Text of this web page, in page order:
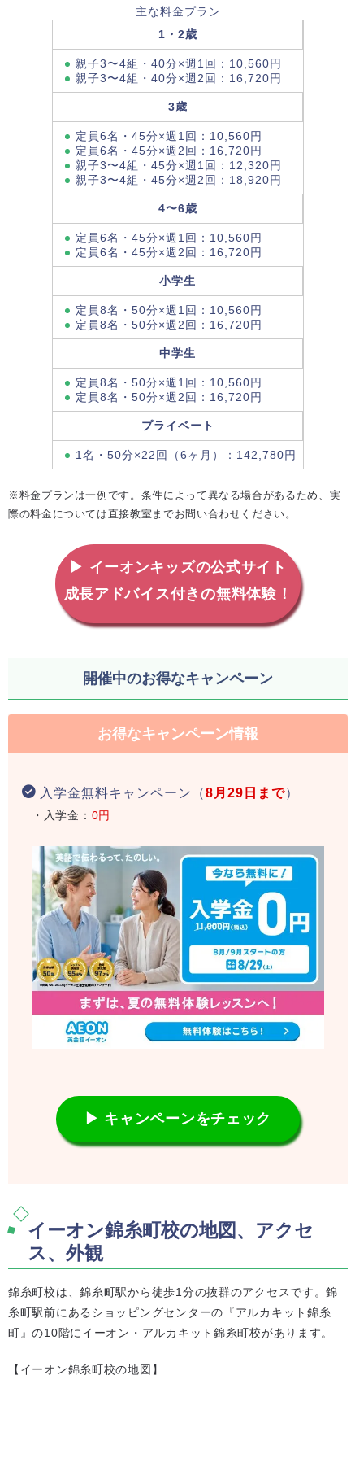
主な料金プラン
1・2歳
親子3〜4組・40分×週1回：10,560円
親子3〜4組・40分×週2回：16,720円
3歳
定員6名・45分×週1回：10,560円
定員6名・45分×週2回：16,720円
親子3〜4組・45分×週1回：12,320円
親子3〜4組・45分×週2回：18,920円
4〜6歳
定員6名・45分×週1回：10,560円
定員6名・45分×週2回：16,720円
小学生
定員8名・50分×週1回：10,560円
定員8名・50分×週2回：16,720円
中学生
定員8名・50分×週1回：10,560円
定員8名・50分×週2回：16,720円
プライベート
1名・50分×22回（6ヶ月）：142,780円
※料金プランは一例です。条件によって異なる場合があるため、実
際の料金については直接教室までお問い合わせください。
▶ イーオンキッズの公式サイト
成長アドバイス付きの無料体験！
開催中のお得なキャンペーン
お得なキャンペーン情報
入学金無料キャンペーン（8月29日まで）
・入学金： 0円
▶ キャンペーンをチェック
イーオン錦糸町校の地図、アクセ
ス、外観
錦糸町校は、錦糸町駅から徒歩1分の抜群のアクセスです。錦
糸町駅前にあるショッピングセンターの『アルカキット錦糸
町』の10階にイーオン・アルカキット錦糸町校があります。
【イーオン錦糸町校の地図】